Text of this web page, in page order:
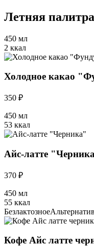
Летняя
450 мл
2 ккал
Холодное какао
350 ₽
450 мл
53 ккал
Айс-латте
370 ₽
450 мл
55 ккал
Безлактозное
Кофе Айс латте